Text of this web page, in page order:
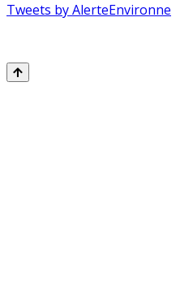
Tweets by AlerteEnvironne
Scroll
to